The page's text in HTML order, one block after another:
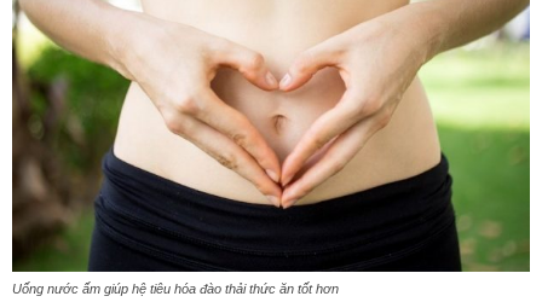
Uống nước ấm giúp hệ tiêu hóa đào thải thức ăn tốt hơn